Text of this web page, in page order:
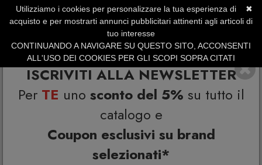
ISCRIVITI ALLA NEWSLETTER
Per TE uno sconto del 5% su tutto il
catalogo e
Coupon esclusivi su brand
selezionati*
SERVIZIO CLIENTI +39.0773.470.562
SUMMER SALES | Fino al 31 Agosto
✖
Utilizziamo i cookies per personalizzare la tua esperienza di
acquisto e per mostrarti annunci pubblicitari attinenti agli articoli di
tuo interesse
CONTINUANDO A NAVIGARE SU QUESTO SITO, ACCONSENTI
ALL'USO DEI COOKIES PER GLI SCOPI SOPRA CITATI